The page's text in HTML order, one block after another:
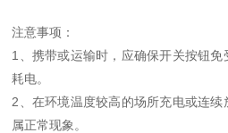
注意事项：
1、携带或运输时，应确保开关按钮免
耗电。
2、在环境温度较高的场所充电或连续
属正常现象。